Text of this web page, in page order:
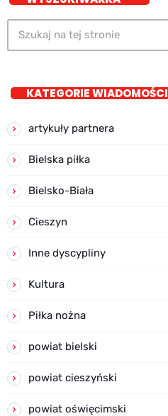
KATEGORIE WIADOMOŚCI
artykuły partnera
Bielska piłka
Bielsko-Biała
Cieszyn
Inne dyscypliny
Kultura
Piłka nożna
powiat bielski
powiat cieszyński
powiat oświęcimski